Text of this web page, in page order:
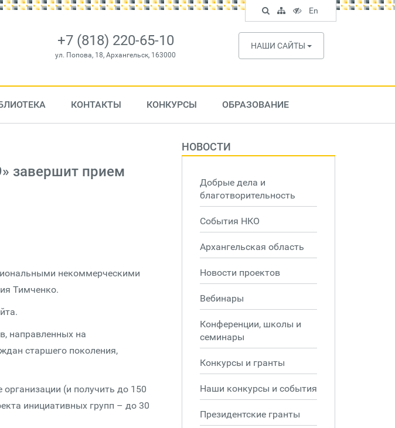
+7 (818) 220-65-10
ул. Попова, 18, Архангельск, 163000
НАШИ САЙТЫ
КОНТАКТЫ КОНКУРСЫ ОБРАЗОВАНИЕ
завершит прием
некоммерческими
Тимченко.
направленных на
старшего поколения,
(и получить до 150
инициативных групп – до 30
НОВОСТИ
Добрые дела и
благотворительность
События НКО
Архангельская область
Новости проектов
Вебинары
Конференции, школы и
семинары
Конкурсы и гранты
Наши конкурсы и события
Президентские гранты
Поиск
по
сайту
Карта
сайта
Версия
для
слабовидящих
En
English